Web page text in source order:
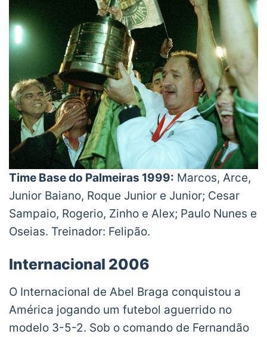
Time Base do Palmeiras 1999: Marcos, Arce,
Junior Baiano, Roque Junior e Junior; Cesar
Sampaio, Rogerio, Zinho e Alex; Paulo Nunes e
Oseias. Treinador: Felipão.
Internacional 2006
O Internacional de Abel Braga conquistou a
América jogando um futebol aguerrido no
modelo 3-5-2. Sob o comando de Fernandão